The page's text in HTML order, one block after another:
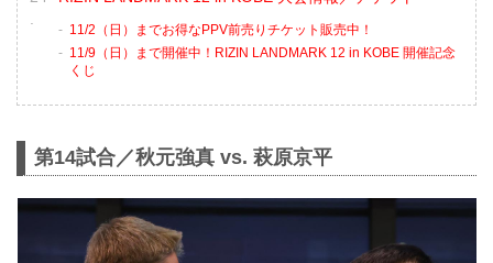
11/2（日）までお得なPPV前売りチケット販売中！
11/9（日）まで開催中！RIZIN LANDMARK 12 in KOBE 開催記念
くじ
第14試合／秋元強真 vs. 萩原京平